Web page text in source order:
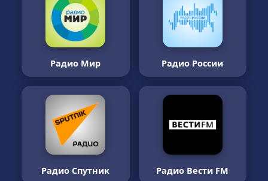
Радио Мир Радио России
Радио Спутник Радио Вести FM